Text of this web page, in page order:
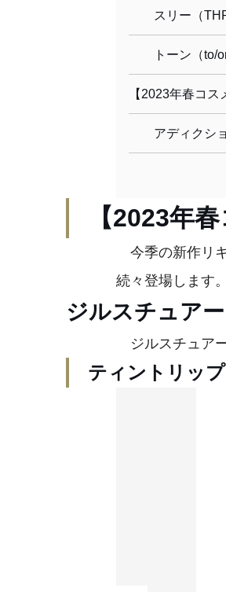
スリー（
トーン（to/
【2023年春コ
アディクシ
【2023年
今季の新作リ
続々登場します。
ジルスチュア
ジルスチュア
ティントリップ